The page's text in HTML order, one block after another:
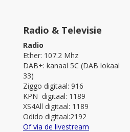
Radio & Televisie
Radio
Ether: 107.2 Mhz
DAB+: kanaal 5C (DAB lokaal
33)
Ziggo digitaal: 916
KPN digitaal: 1189
XS4All digitaal: 1189
Odido digitaal:2192
Of via de livestream